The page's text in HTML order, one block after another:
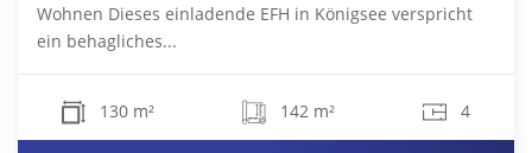
Wohnen Dieses einladende EFH in Königsee verspricht
ein behagliches...
130 m² 142 m² 4